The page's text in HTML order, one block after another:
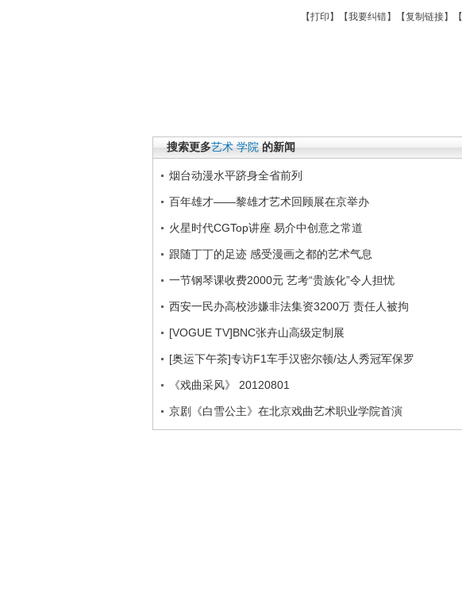
【打印 】【我要纠错】【复制链接】【
搜索更多艺术 学院 的新闻
烟台动漫水平跻身全省前列
百年雄才——黎雄才艺术回顾展在京举办
火星时代CGTop讲座 易介中创意之常道
跟随丁丁的足迹 感受漫画之都的艺术气息
一节钢琴课收费2000元 艺考“贵族化”令人担忧
西安一民办高校涉嫌非法集资3200万 责任人被拘
[VOGUE TV]BNC张卉山高级定制展
[奥运下午茶]专访F1车手汉密尔顿/达人秀冠军保罗
《戏曲采风》 20120801
京剧《白雪公主》在北京戏曲艺术职业学院首演